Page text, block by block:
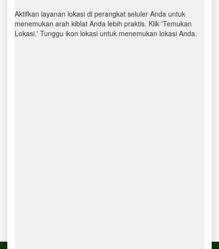
Aktifkan layanan lokasi di perangkat seluler Anda untuk
menemukan arah kiblat Anda lebih praktis. Klik 'Temukan
Lokasi.' Tunggu ikon lokasi untuk menemukan lokasi Anda.